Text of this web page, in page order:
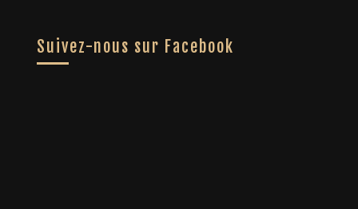
Suivez-nous sur Facebook